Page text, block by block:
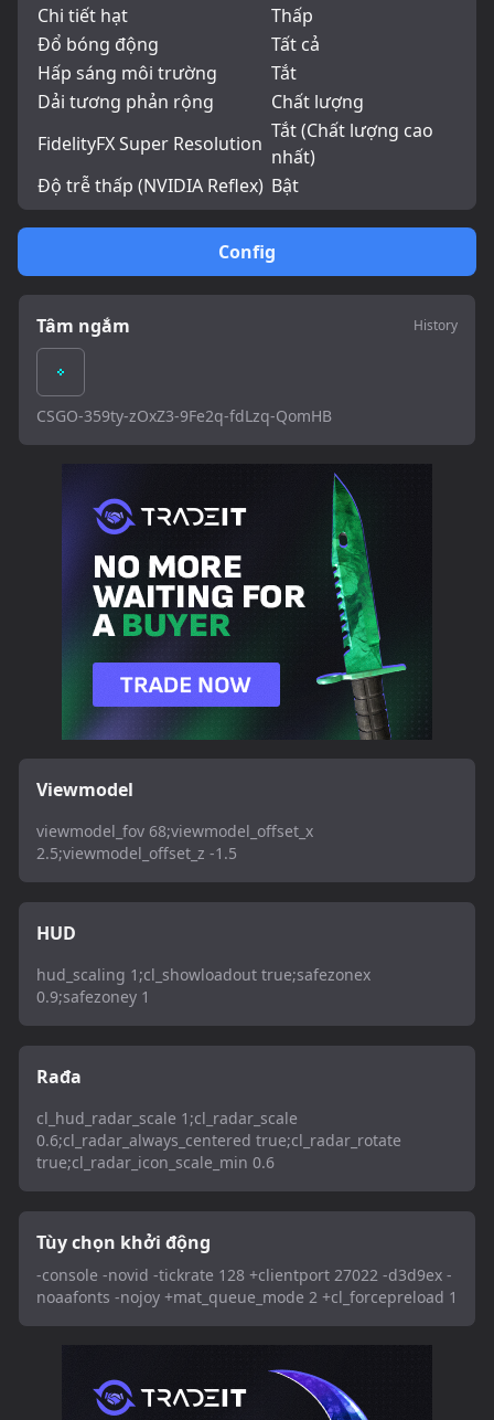
Config
Tâm ngắm History
CSGO-359ty-zOxZ3-9Fe2q-fdLzq-QomHB
Viewmodel
viewmodel_fov 68;viewmodel_offset_x
2.5;viewmodel_offset_z -1.5
HUD
hud_scaling 1;cl_showloadout true;safezonex
0.9;safezoney 1
Rađa
cl_hud_radar_scale 1;cl_radar_scale
0.6;cl_radar_always_centered true;cl_radar_rotate
true;cl_radar_icon_scale_min 0.6
Tùy chọn khởi động
-console -novid -tickrate 128 +clientport 27022 -d3d9ex -
noaafonts -nojoy +mat_queue_mode 2 +cl_forcepreload 1
Chi tiết hạt
Thấp
Đổ bóng động
Tất cả
Hấp sáng môi trường
Tắt
Dải tương phản rộng
Chất lượng
FidelityFX Super Resolution
Tắt (Chất lượng cao
nhất)
Độ trễ thấp (NVIDIA Reflex) Bật